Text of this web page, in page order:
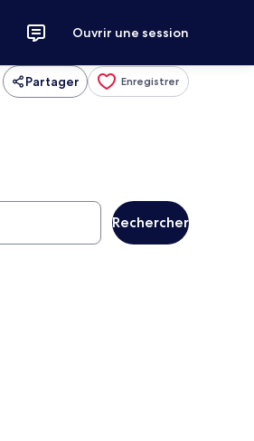
Ouvrir une session
Partager Enregistrer
Rechercher